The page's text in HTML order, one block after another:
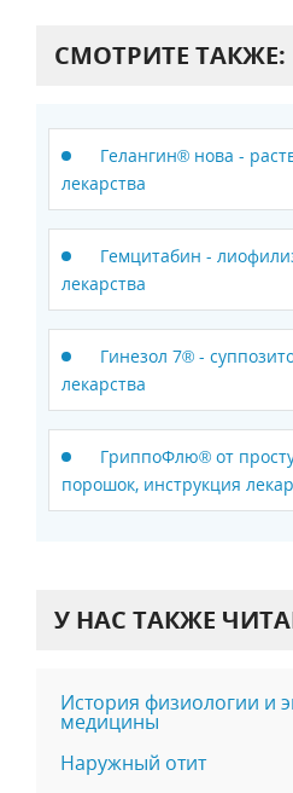
СМОТРИТЕ ТАКЖЕ:
Гелангин® нова -
лекарства
Гемцитабин -
лекарства
Гинезол 7® -
лекарства
ГриппоФлю® от
порошок, инструкция
У НАС ТАКЖЕ
История физиологии и
медицины
Наружный отит